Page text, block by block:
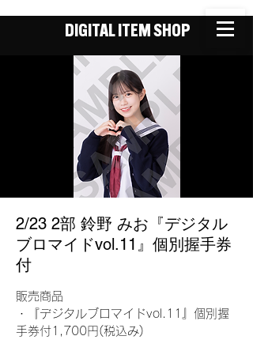
DIGITAL ITEM SHOP
2/23 2部 鈴野 みお『デジタル
ブロマイドvol.11』個別握手券
付
販売商品
・『デジタルブロマイドvol.11』個別握
手券付1,700円(税込み)